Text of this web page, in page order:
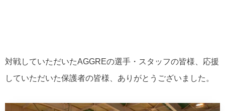
対戦していただいたAGGREの選手・スタッフの皆様、応援
していただいた保護者の皆様、ありがとうございました。